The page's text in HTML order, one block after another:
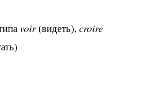
voir(видеть), croire